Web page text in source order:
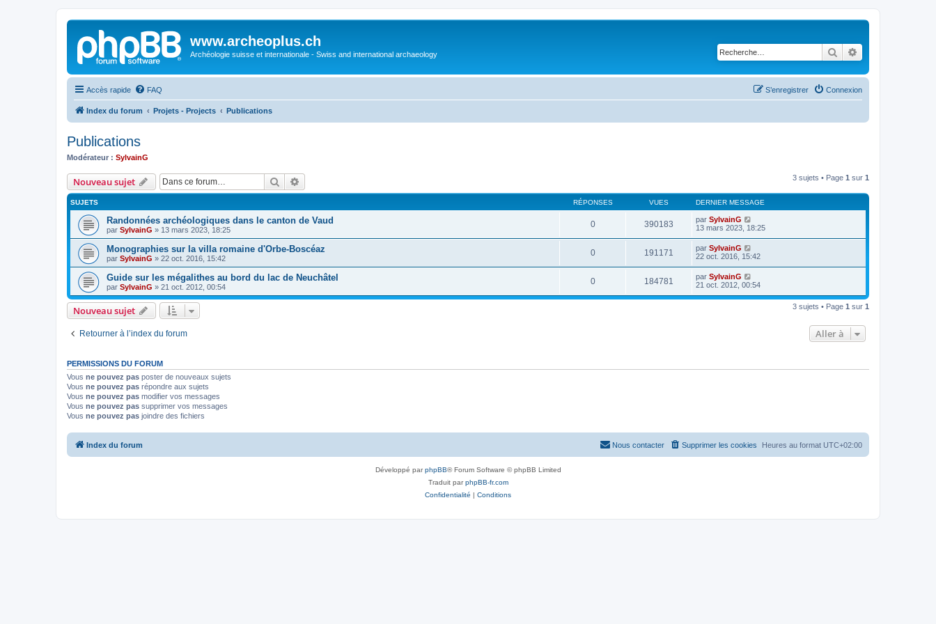
www.archeoplus.ch
Archéologie suisse et internationale - Swiss and international archaeology Rechercher
Accès rapide FAQ Connexion
S’enregistrer
Index du forum Projets - Projects Publications
Publications
Modérateur : SylvainG
Nouveau sujet Rechercher 3 sujets • Page 1 sur 1
SUJETS RÉPONSES VUES DERNIER MESSAGE
Randonnées archéologiques dans le canton de Vaud
par SylvainG » 13 mars 2023, 18:25
0 390183 par SylvainG
13 mars 2023, 18:25
Monographies sur la villa romaine d'Orbe-Boscéaz
par SylvainG » 22 oct. 2016, 15:42
0 191171 par SylvainG
22 oct. 2016, 15:42
Guide sur les mégalithes au bord du lac de Neuchâtel
par SylvainG » 21 oct. 2012, 00:54
0 184781 par SylvainG
21 oct. 2012, 00:54
Nouveau sujet 3 sujets • Page 1 sur 1
Retourner à l’index du forum Aller à
PERMISSIONS DU FORUM
Vous ne pouvez pas poster de nouveaux sujets
Vous ne pouvez pas répondre aux sujets
Vous ne pouvez pas modifier vos messages
Vous ne pouvez pas supprimer vos messages
Vous ne pouvez pas joindre des fichiers
Index du forum Heures au format UTC+02:00
Supprimer les cookies
Nous contacter
Développé parphpBB® Forum Software © phpBB Limited
Traduit parphpBB-fr.com
Confidentialité | Conditions